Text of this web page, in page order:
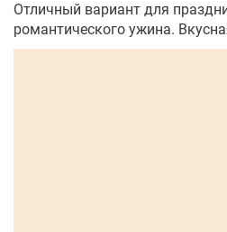
Отличный вариант для
романтического ужина.